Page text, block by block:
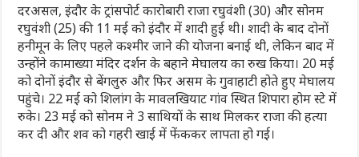
दरअसल, इंदौर के ट्रांसपोर्ट कारोबारी राजा रघुवंशी (30) और सोनम
रघुवंशी (25) की 11 मई को इंदौर में शादी हुई थी। शादी के बाद दोनों
हनीमून के लिए पहले कश्मीर जाने की योजना बनाई थी, लेकिन बाद में
उन्होंने कामाख्या मंदिर दर्शन के बहाने मेघालय का रुख किया। 20 मई
को दोनों इंदौर से बेंगलुरु और फिर असम के गुवाहाटी होते हुए मेघालय
पहुंचे। 22 मई को शिलांग के मावलखियाट गांव स्थित शिपारा होम स्टे में
रुके। 23 मई को सोनम ने 3 साथियों के साथ मिलकर राजा की हत्या
कर दी और शव को गहरी खाई में फेंककर लापता हो गई।